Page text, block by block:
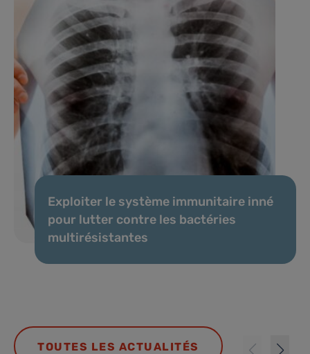
Exploiter le système immunitaire inné
pour lutter contre les bactéries
multirésistantes
TOUTES LES ACTUALITÉS